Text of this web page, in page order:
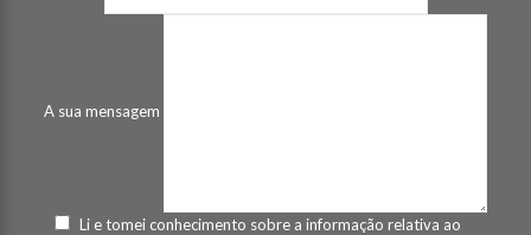
A sua mensagem
Li e tomei conhecimento sobre a informação relativa ao